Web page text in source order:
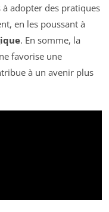
adopter des pratiques
en les poussant à
. En somme, la
favorise une
à un avenir plus